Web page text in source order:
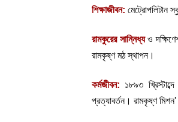
শিক্ষাজীবন: মেট্রোপলিটান
রামকুরের সান্নিধ্য ও
রামকৃষ্ণ মঠ স্থাপন।
কর্মজীবন: ১৮৯৩
প্রত্যাবর্তন। রামকৃষ্ণ মিশন'